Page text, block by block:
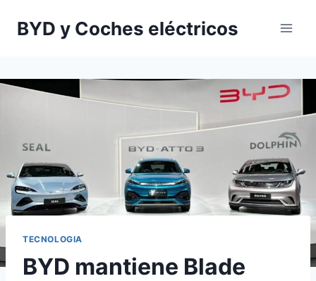
BYD y Coches eléctricos
TECNOLOGIA
BYD mantiene Blade